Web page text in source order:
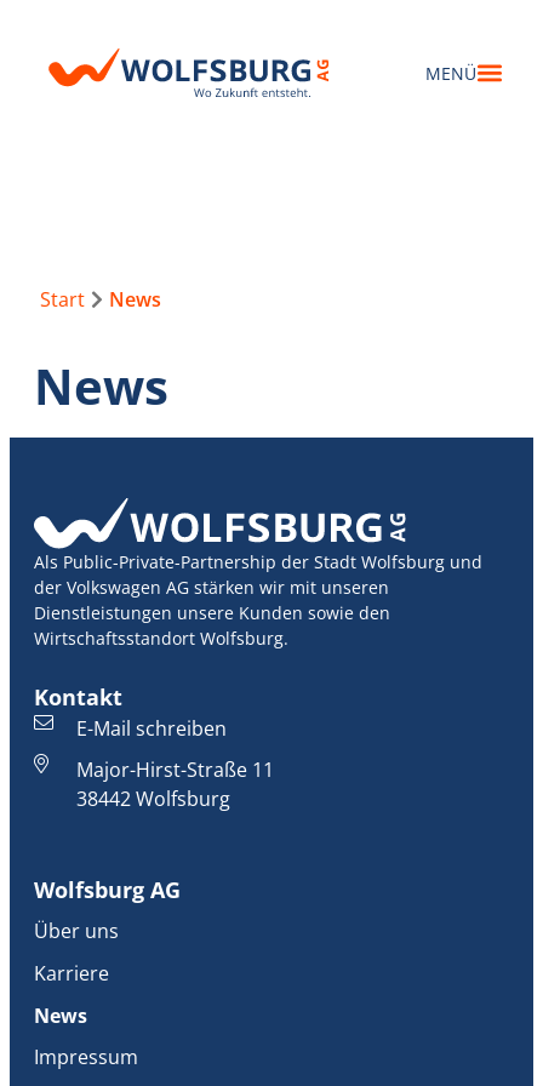
Start News
News
Als Public-Private-Partnership der Stadt Wolfsburg und
der Volkswagen AG stärken wir mit unseren
Dienstleistungen unsere Kunden sowie den
Wirtschaftsstandort Wolfsburg.
Kontakt
E-Mail schreiben
Major-Hirst-Straße 11
38442 Wolfsburg
Wolfsburg AG
Über uns
Karriere
News
Impressum